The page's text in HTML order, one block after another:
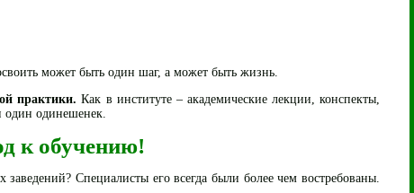
может быть один шаг, а может быть жизнь.
практики. Как в институте – академические лекции, конспекты,
один одинешенек.
к обучению!
Специалисты его всегда были более чем востребованы.